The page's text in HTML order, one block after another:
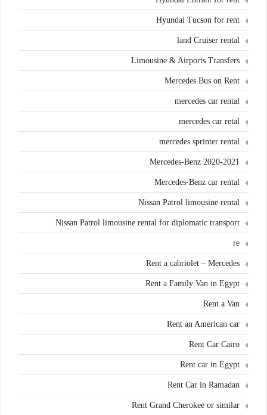
Hyundai Tucson for rent
land Cruiser rental
Limousine & Airports Transfers
Mercedes Bus on Rent
mercedes car rental
mercedes car retal
mercedes sprinter rental
Mercedes-Benz 2020-2021
Mercedes-Benz car rental
Nissan Patrol limousine rental
Nissan Patrol limousine rental for diplomatic transport
re
Rent a cabriolet – Mercedes
Rent a Family Van in Egypt
Rent a Van
Rent an American car
Rent Car Cairo
Rent car in Egypt
Rent Car in Ramadan
Rent Grand Cherokee or similar